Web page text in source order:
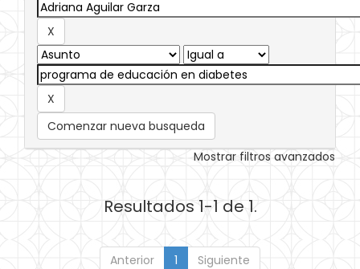
Comenzar nueva busqueda
Mostrar filtros avanzados
Resultados 1-1 de 1.
Anterior 1 Siguiente